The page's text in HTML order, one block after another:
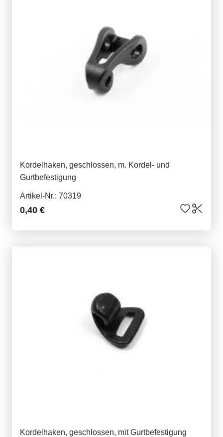
Kordelhaken, geschlossen, m. Kordel- und
Gurtbefestigung
Artikel-Nr.: 70319
0,40 €
Kordelhaken, geschlossen, mit Gurtbefestigung